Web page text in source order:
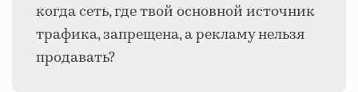
когда сеть, где твой основной источник
трафика, запрещена, а рекламу нельзя
продавать?